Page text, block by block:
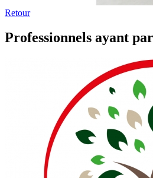
Retour
Professionnels ayant